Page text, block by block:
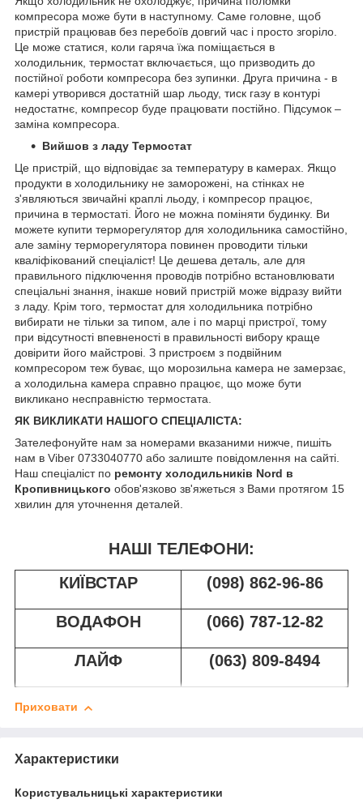
компресора може бути в наступному. Саме головне, щоб
пристрій працював без перебоїв довгий час і просто згоріло.
Це може статися, коли гаряча їжа поміщається в
холодильник, термостат включається, що призводить до
постійної роботи компресора без зупинки. Друга причина - в
камері утворився достатній шар льоду, тиск газу в контурі
недостатнє, компресор буде працювати постійно. Підсумок –
заміна компресора.
Вийшов з ладу Термостат
Це пристрій, що відповідає за температуру в камерах. Якщо
продукти в холодильнику не заморожені, на стінках не
з'являються звичайні краплі льоду, і компресор працює,
причина в термостаті. Його не можна поміняти будинку. Ви
можете купити терморегулятор для холодильника самостійно,
але заміну терморегулятора повинен проводити тільки
кваліфікований спеціаліст! Це дешева деталь, але для
правильного підключення проводів потрібно встановлювати
спеціальні знання, інакше новий пристрій може відразу вийти
з ладу. Крім того, термостат для холодильника потрібно
вибирати не тільки за типом, але і по марці пристрої, тому
при відсутності впевненості в правильності вибору краще
довірити його майстрові. З пристроєм з подвійним
компресором теж буває, що морозильна камера не замерзає,
а холодильна камера справно працює, що може бути
викликано несправністю термостата.
ЯК ВИКЛИКАТИ НАШОГО СПЕЦІАЛІСТА:
Зателефонуйте нам за номерами вказаними нижче, пишіть
нам в Viber 0733040770 або залиште повідомлення на сайті.
Наш спеціаліст по ремонту холодильників Nord в
Кропивницького обов'язково зв'яжеться з Вами протягом 15
хвилин для уточнення деталей.
НАШІ ТЕЛЕФОНИ:
КИЇВСТАР
(098) 862-96-86
ВОДАФОН (066) 787-12-82
ЛАЙФ (063) 809-8494
Приховати
Характеристики
Користувальницькі характеристики